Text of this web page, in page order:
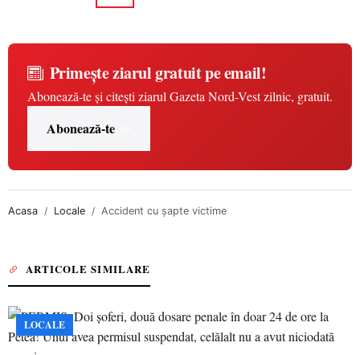
Primește ziarul gratuit pe email!
Abonează-te și citești ziarul Gazeta Nord-Vest zilnic, gratuit.
Abonează-te
Acasa Locale Accident cu șapte victime
ARTICOLE SIMILARE
LOCALE